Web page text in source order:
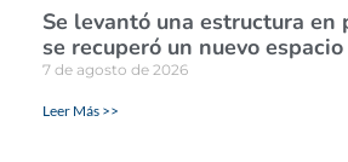
Se levantó una estructura en
se recuperó un nuevo espacio
7 de agosto de 2026
Leer Más >>